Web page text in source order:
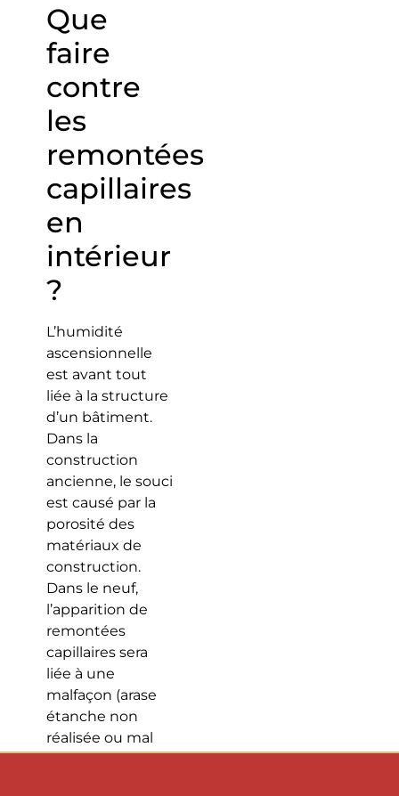
Que
faire
contre
les
remontées
capillaires
en
intérieur
?
L’humidité
ascensionnelle
est avant tout
liée à la structure
d’un bâtiment.
Dans la
construction
ancienne, le souci
est causé par la
porosité des
matériaux de
construction.
Dans le neuf,
l’apparition de
remontées
capillaires sera
liée à une
malfaçon (arase
étanche non
réalisée ou mal
réalisée). Dans un